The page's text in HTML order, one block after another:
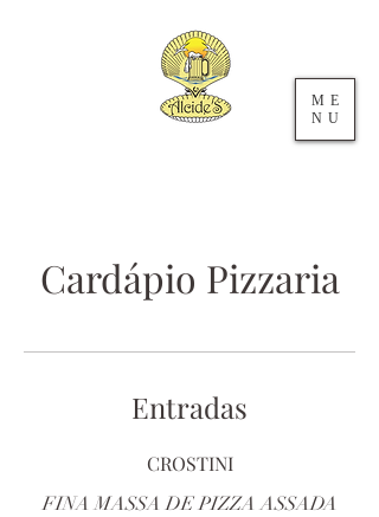
ME
NU
Cardápio Pizzaria
Entradas
CROSTINI
FINA MASSA DE PIZZA ASSADA